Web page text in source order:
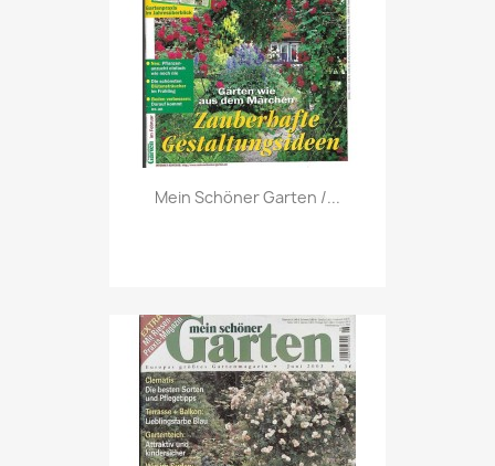
Vorschau
Mein Schöner Garten /...